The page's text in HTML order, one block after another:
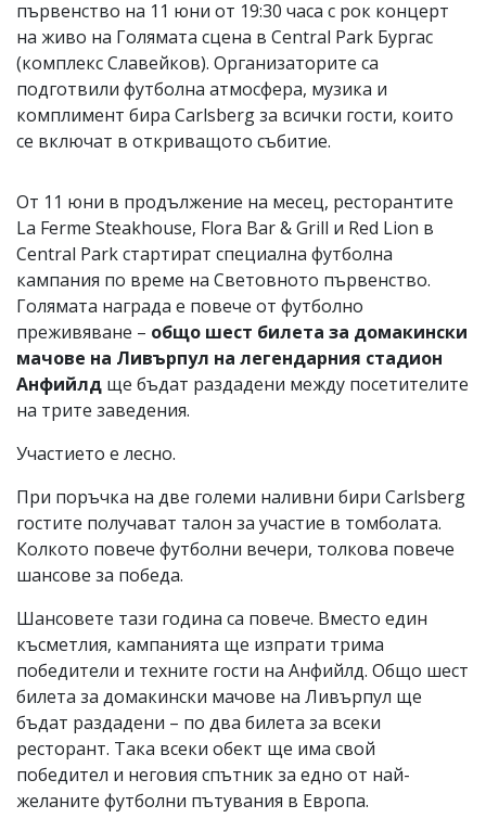
първенство на 11 юни от 19:30 часа с рок концерт
на живо на Голямата сцена в Central Park Бургас
(комплекс Славейков). Организаторите са
подготвили футболна атмосфера, музика и
комплимент бира Carlsberg за всички гости, които
се включат в откриващото събитие.
От 11 юни в продължение на месец, ресторантите
La Ferme Steakhouse, Flora Bar & Grill и Red Lion в
Central Park стартират специална футболна
кампания по време на Световното първенство.
Голямата награда е повече от футболно
преживяване – общо шест билета за домакински
мачове на Ливърпул на легендарния стадион
Анфийлд ще бъдат раздадени между посетителите
на трите заведения.
Участието е лесно.
При поръчка на две големи наливни бири Carlsberg
гостите получават талон за участие в томболата.
Колкото повече футболни вечери, толкова повече
шансове за победа.
Шансовете тази година са повече. Вместо един
късметлия, кампанията ще изпрати трима
победители и техните гости на Анфийлд. Общо шест
билета за домакински мачове на Ливърпул ще
бъдат раздадени – по два билета за всеки
ресторант. Така всеки обект ще има свой
победител и неговия спътник за едно от най-
желаните футболни пътувания в Европа.